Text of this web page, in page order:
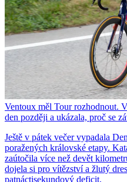
Ventoux měl Tour rozhodnout.
den později a ukázala, proč se
Ještě v pátek večer vypadala
poražených královské etapy.
zaútočila více než devět
dojela si pro vítězství a žlutý
patnáctisekundový deficit.